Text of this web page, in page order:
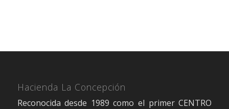
Hacienda La Concepción
Reconocida desde 1989 como el primer CENTRO